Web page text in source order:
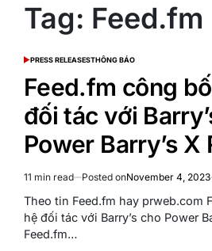
Tag: Feed.fm
POSTED
PRESS RELEASESTHÔNG BÁO
Feed.fm công
đối tác với
Power Barry’s X
Estimated
read
time
11 min read Posted onNovember 4, 2023
Theo tin Feed.fm hay prweb.com
hệ đối tác với Barry’s cho Power
Feed.fm…